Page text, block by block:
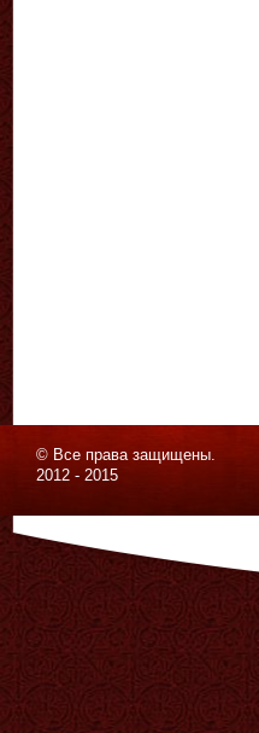
© Все права защищены.
2012 - 2015